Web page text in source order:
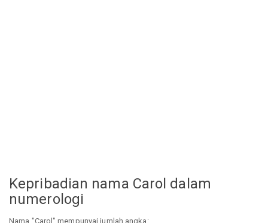
Kepribadian nama Carol dalam
numerologi
Nama "Carol" mempunyai jumlah angka: